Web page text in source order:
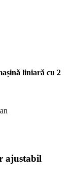
liniară cu 2
ajustabil